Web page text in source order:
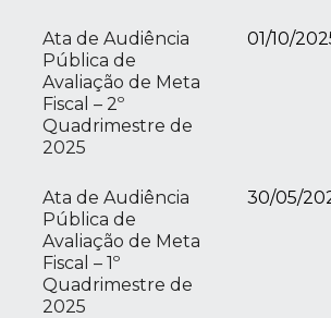
Ata de Audiência
Pública de
Avaliação de Meta
Fiscal – 2º
Quadrimestre de
2025
01/10/
Ata de Audiência
Pública de
Avaliação de Meta
Fiscal – 1º
Quadrimestre de
2025
30/05/